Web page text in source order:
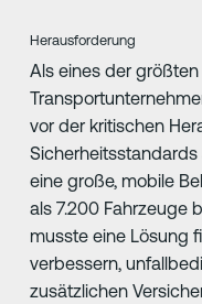
Herausforderung
Als eines der
vor der kritischen
eine große, mobile
als 7.200 Fahrzeuge
musste eine Lösung
verbessern,
zusätzlichen